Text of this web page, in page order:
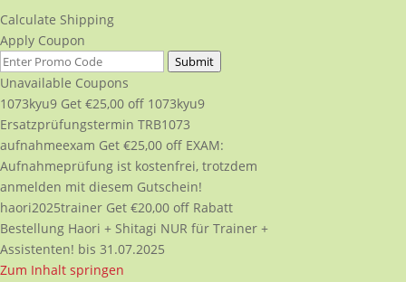
Calculate Shipping
Apply Coupon
Submit
Unavailable Coupons
1073kyu9 Get €25,00 off 1073kyu9
Ersatzprüfungstermin TRB1073
aufnahmeexam Get €25,00 off EXAM:
Aufnahmeprüfung ist kostenfrei, trotzdem
anmelden mit diesem Gutschein!
haori2025trainer Get €20,00 off Rabatt
Bestellung Haori + Shitagi NUR für Trainer +
Assistenten! bis 31.07.2025
Zum Inhalt springen